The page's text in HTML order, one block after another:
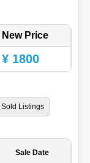
New Price
¥ 1800
Sold Listings
Sale Date